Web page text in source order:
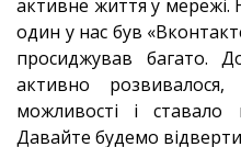
активне життя у
один у нас був
просиджував багато.
активно розвивалося,
можливості і ставало
Давайте будемо